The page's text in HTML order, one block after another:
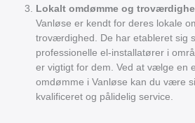
Lokalt omdømme og
Vanløse er kendt for deres lokale
troværdighed. De har etableret sig
professionelle el-installatører i
er vigtigt for dem. Ved at vælge en
omdømme i Vanløse kan du være
kvalificeret og pålidelig service.